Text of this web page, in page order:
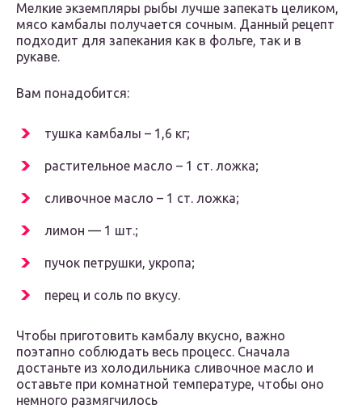
Мелкие экземпляры рыбы лучше запекать целиком,
мясо камбалы получается сочным. Данный рецепт
подходит для запекания как в фольге, так и в
рукаве.
Вам понадобится:
тушка камбалы – 1,6 кг;
растительное масло – 1 ст. ложка;
сливочное масло – 1 ст. ложка;
лимон — 1 шт.;
пучок петрушки, укропа;
перец и соль по вкусу.
Чтобы приготовить камбалу вкусно, важно
поэтапно соблюдать весь процесс. Сначала
достаньте из холодильника сливочное масло и
оставьте при комнатной температуре, чтобы оно
немного размягчилось